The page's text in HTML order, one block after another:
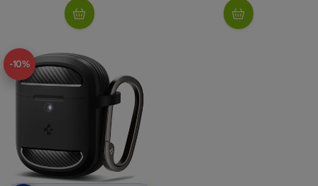
-10%